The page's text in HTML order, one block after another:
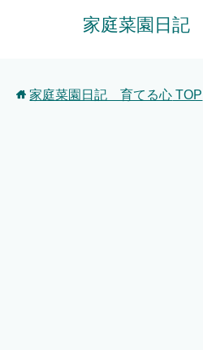
家庭菜園日
家庭菜園日記 育てる心 TOP